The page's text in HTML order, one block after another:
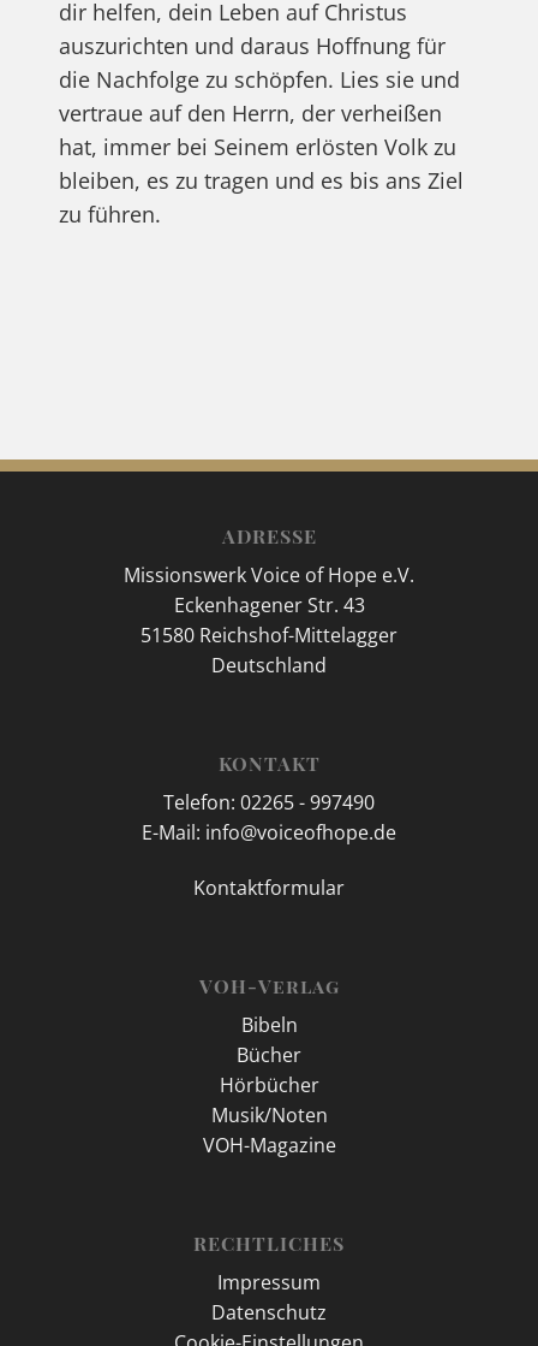
dir helfen, dein Leben auf Christus
auszurichten und daraus Hoffnung für
die Nachfolge zu schöpfen. Lies sie und
vertraue auf den Herrn, der verheißen
hat, immer bei Seinem erlösten Volk zu
bleiben, es zu tragen und es bis ans Ziel
zu führen.
ADRESSE
Missionswerk Voice of Hope e.V.
Eckenhagener Str. 43
51580 Reichshof-Mittelagger
Deutschland
KONTAKT
Telefon: 02265 - 997490
E-Mail: info@voiceofhope.de
Kontaktformular
VOH-Verlag
Bibeln
Bücher
Hörbücher
Musik/Noten
VOH-Magazine
RECHTLICHES
Impressum
Datenschutz